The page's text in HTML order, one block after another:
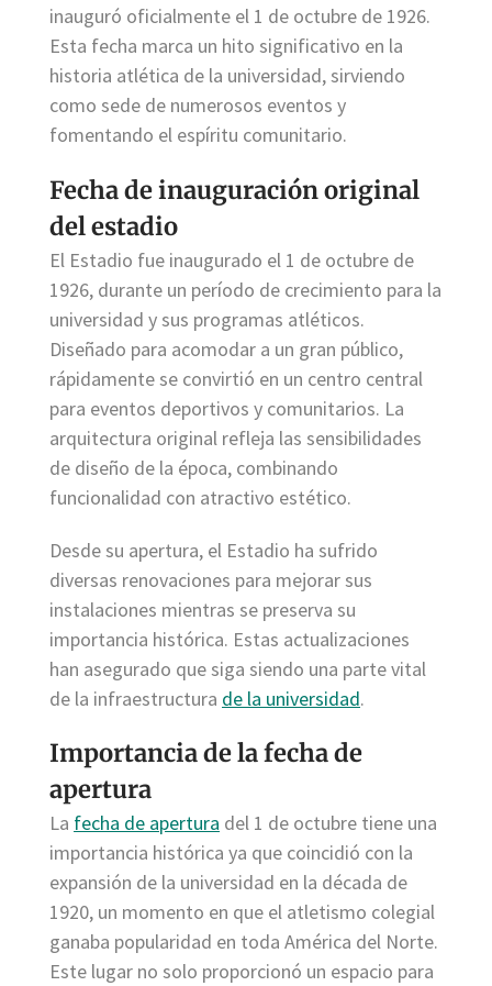
inauguró oficialmente el 1 de octubre de 1926.
Esta fecha marca un hito significativo en la
historia atlética de la universidad, sirviendo
como sede de numerosos eventos y
fomentando el espíritu comunitario.
Fecha de inauguración original
del estadio
El Estadio fue inaugurado el 1 de octubre de
1926, durante un período de crecimiento para la
universidad y sus programas atléticos.
Diseñado para acomodar a un gran público,
rápidamente se convirtió en un centro central
para eventos deportivos y comunitarios. La
arquitectura original refleja las sensibilidades
de diseño de la época, combinando
funcionalidad con atractivo estético.
Desde su apertura, el Estadio ha sufrido
diversas renovaciones para mejorar sus
instalaciones mientras se preserva su
importancia histórica. Estas actualizaciones
han asegurado que siga siendo una parte vital
de la infraestructura de la universidad.
Importancia de la fecha de
apertura
La fecha de apertura del 1 de octubre tiene una
importancia histórica ya que coincidió con la
expansión de la universidad en la década de
1920, un momento en que el atletismo colegial
ganaba popularidad en toda América del Norte.
Este lugar no solo proporcionó un espacio para